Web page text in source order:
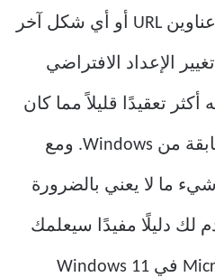
فتح أي صفحات ويب أو عناوين URL أو أي شكل آخر
الإعداد الافتراضي
تعقيدًا قليلاً مما كان
عليه في الإصدارات السابقة من Windows. ومع
ما لا يعني بالضرورة
لك دليلًا مفيدًا سيعلمك
كيفية تعطيل Microsoft Edge في Windows 11